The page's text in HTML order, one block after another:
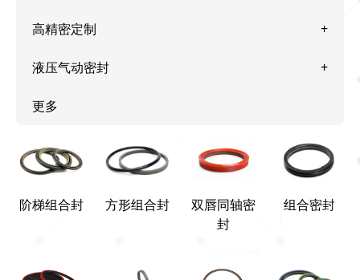
高精密定制
液压气动密封
更多
阶梯组合封 方形组合封
双唇同轴密
封
组合密封